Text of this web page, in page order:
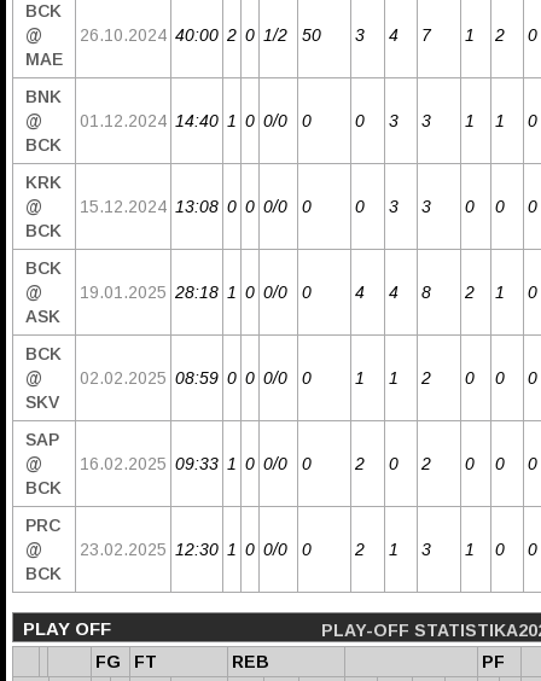
BCK
@
MAE
26.10.2024 40:00 2 0 1/2 50 3 4 7 1 2 0
BNK
@
BCK
01.12.2024 14:40 1 0 0/0 0 0 3 3 1 1 0
KRK
@
BCK
15.12.2024 13:08 0 0 0/0 0 0 3 3 0 0 0
BCK
@
ASK
19.01.2025 28:18 1 0 0/0 0 4 4 8 2 1 0
BCK
@
SKV
02.02.2025 08:59 0 0 0/0 0 1 1 2 0 0 0
SAP
@
BCK
16.02.2025 09:33 1 0 0/0 0 2 0 2 0 0 0
PRC
@
BCK
23.02.2025 12:30 1 0 0/0 0 2 1 3 1 0 0
PLAY OFF
PLAY-OFF
FG
FT REB
PF